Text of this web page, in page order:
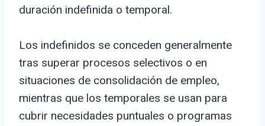
duración indefinida o temporal.
Los indefinidos se conceden generalmente
tras superar procesos selectivos o en
situaciones de consolidación de empleo,
mientras que los temporales se usan para
cubrir necesidades puntuales o programas